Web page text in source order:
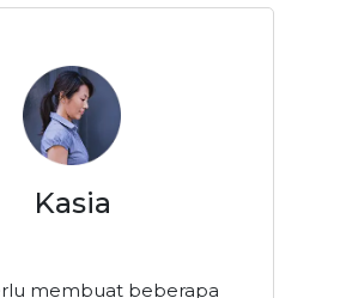
Kasia
membuat beberapa